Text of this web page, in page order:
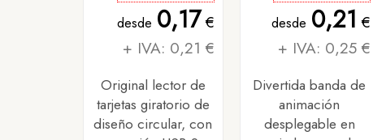
desde 0,17 €
+ IVA: 0,21 €
Original lector de
tarjetas giratorio de
diseño circular, con
desde 0,21 €
+ IVA: 0,25 €
Divertida banda de
animación
desplegable en